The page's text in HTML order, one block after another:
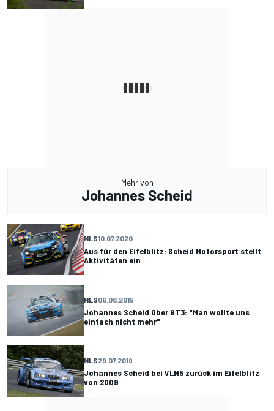
Mehr von
Johannes Scheid
NLS10.07.2020
Aus für den Eifelblitz: Scheid Motorsport stellt
Aktivitäten ein
NLS06.08.2019
Johannes Scheid über GT3: "Man wollte uns
einfach nicht mehr"
NLS29.07.2019
Johannes Scheid bei VLN5 zurück im Eifelblitz
von 2009